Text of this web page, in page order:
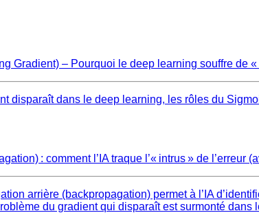
Gradient) – Pourquoi le deep learning souffre de
disparaît dans le deep learning, les rôles du
: comment l’IA traque l’« intrus » de l’erreur
arrière (backpropagation) permet à l’IA
du gradient qui disparaît est surmonté dans